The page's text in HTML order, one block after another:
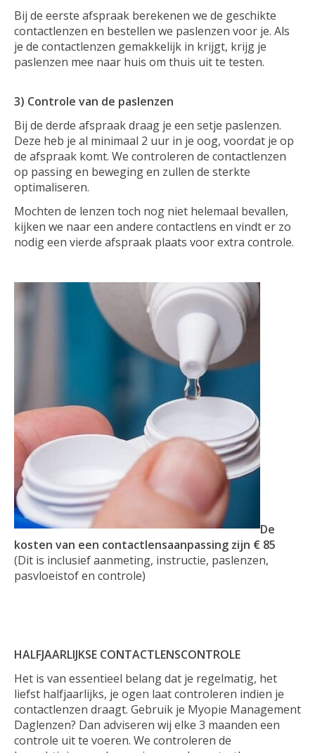
Bij de eerste afspraak berekenen we de geschikte
contactlenzen en bestellen we paslenzen voor je. Als
je de contactlenzen gemakkelijk in krijgt, krijg je
paslenzen mee naar huis om thuis uit te testen.
3) Controle van de paslenzen
Bij de derde afspraak draag je een setje paslenzen.
Deze heb je al minimaal 2 uur in je oog, voordat je op
de afspraak komt. We controleren de contactlenzen
op passing en beweging en zullen de sterkte
optimaliseren.
Mochten de lenzen toch nog niet helemaal bevallen,
kijken we naar een andere contactlens en vindt er zo
nodig een vierde afspraak plaats voor extra controle.
De
kosten van een contactlensaanpassing zijn € 85
(Dit is inclusief aanmeting, instructie, paslenzen,
pasvloeistof en controle)
HALFJAARLIJKSE CONTACTLENSCONTROLE
Het is van essentieel belang dat je regelmatig, het
liefst halfjaarlijks, je ogen laat controleren indien je
contactlenzen draagt. Gebruik je Myopie Management
Daglenzen? Dan adviseren wij elke 3 maanden een
controle uit te voeren. We controleren de